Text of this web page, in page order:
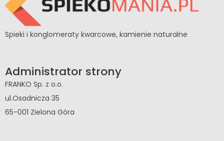
Spieki i konglomeraty kwarcowe, kamienie naturalne
Administrator strony
FRANKO Sp. z o.o.
ul.Osadnicza 35
65-001 Zielona Góra